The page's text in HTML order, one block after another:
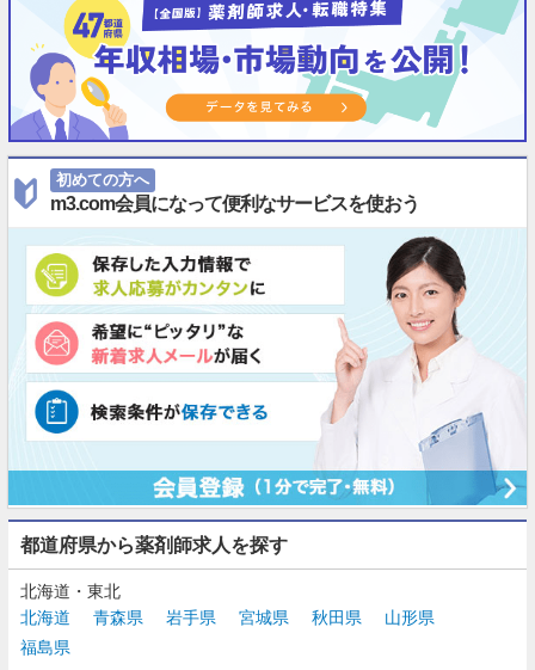
初めての方へ
m3.com会員になって便利なサービスを使おう
都道府県から薬剤師求人を探す
北海道・東北
北海道
青森県 岩手県 宮城県 秋田県
山形県
福島県